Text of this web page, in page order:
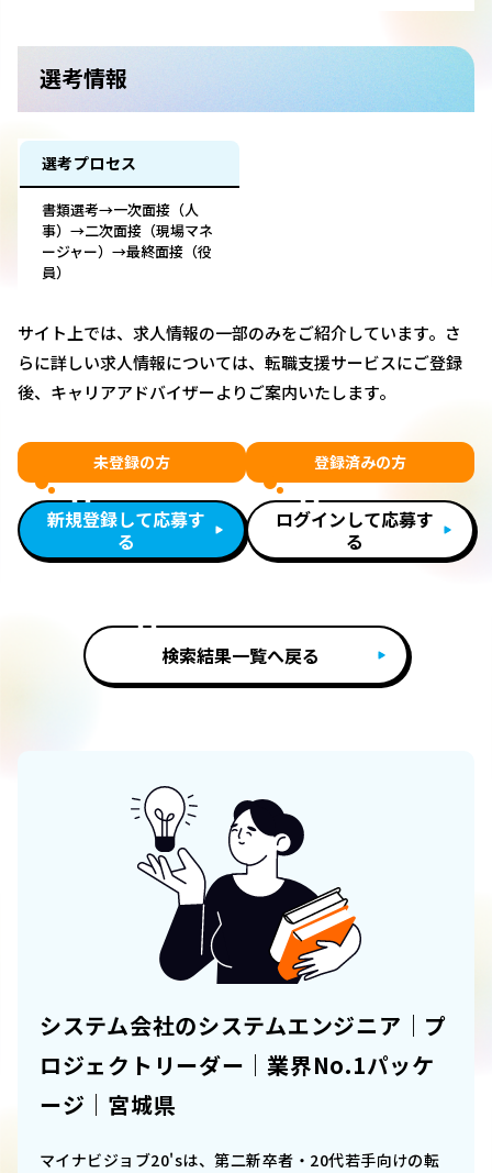
選考情報
選考プロセス
書類選考→一次面接（人
事）→二次面接（現場マネ
ージャー）→最終面接（役
員）
サイト上では、求人情報の一部のみをご紹介しています。さ
らに詳しい求人情報については、転職支援サービスにご登録
後、キャリアアドバイザーよりご案内いたします。
未登録の方
新規登録して応募す
る
登録済みの方
ログインして応募す
る
検索結果一覧へ戻る
システム会社のシステムエンジニア｜プ
ロジェクトリーダー｜業界No.1パッケ
ージ｜宮城県
マイナビジョブ20'sは、第二新卒者・20代若手向けの転